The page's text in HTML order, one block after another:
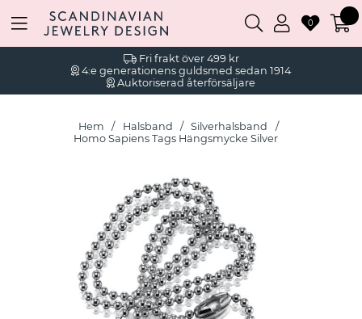
Fri frakt över 499 kr
4:e generationens guldsmed sedan 1914
Auktoriserad återförsäljare
0
Hem Halsband
Silverhalsband
Homo Sapiens Tags Hängsmycke Silver